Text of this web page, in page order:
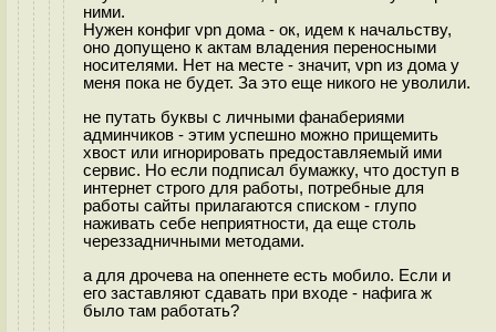
ними.
Нужен конфиг vpn дома - ок, идем к начальству,
оно допущено к актам владения переносными
носителями. Нет на месте - значит, vpn из дома у
меня пока не будет. За это еще никого не уволили.
не путать буквы с личными фанабериями
админчиков - этим успешно можно прищемить
хвост или игнорировать предоставляемый ими
сервис. Но если подписал бумажку, что доступ в
интернет строго для работы, потребные для
работы сайты прилагаются списком - глупо
наживать себе неприятности, да еще столь
череззадничными методами.
а для дpoчева на опеннете есть мобило. Если и
его заставляют сдавать при входе - нафига ж
было там работать?